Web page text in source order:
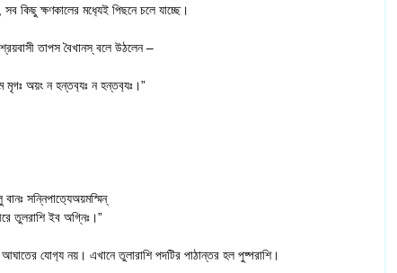
কিছু ক্ষণকালের মধ‍্যেই পিছনে চলে যাচ্ছে।
তাপস বৈখানস্ বলে উঠলেন –
অয়ং ন হন্তব‍্যঃ ন হন্তব‍্যঃ।”
সন্নিপাত‍্যেঅয়মস্মিন্
তুলরাশি ইব অগ্নিঃ।”
যোগ‍্য নয়। এখানে তুলারাশি পদটির পাঠান্তর হল পুষ্পরাশি।